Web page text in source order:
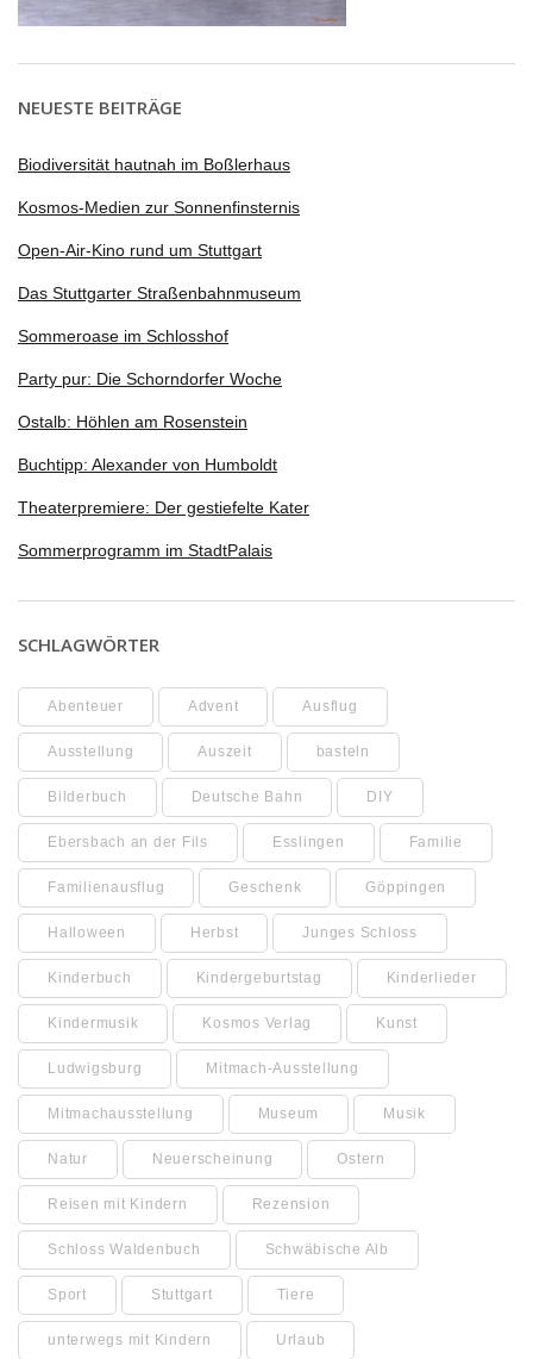
NEUESTE BEITRÄGE
Biodiversität hautnah im Boßlerhaus
Kosmos-Medien zur Sonnenfinsternis
Open-Air-Kino rund um Stuttgart
Das Stuttgarter Straßenbahnmuseum
Sommeroase im Schlosshof
Party pur: Die Schorndorfer Woche
Ostalb: Höhlen am Rosenstein
Buchtipp: Alexander von Humboldt
Theaterpremiere: Der gestiefelte Kater
Sommerprogramm im StadtPalais
SCHLAGWÖRTER
Abenteuer Advent Ausflug
Ausstellung Auszeit basteln
Bilderbuch Deutsche Bahn DIY
Ebersbach an der Fils Esslingen Familie
Familienausflug Geschenk Göppingen
Halloween Herbst Junges Schloss
Kinderbuch Kindergeburtstag Kinderlieder
Kindermusik Kosmos Verlag Kunst
Ludwigsburg Mitmach-Ausstellung
Mitmachausstellung Museum Musik
Natur Neuerscheinung Ostern
Reisen mit Kindern Rezension
Schloss Waldenbuch Schwäbische Alb
Sport Stuttgart Tiere
unterwegs mit Kindern Urlaub